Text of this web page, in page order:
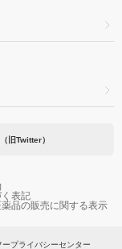
旧Twitter）
表記
薬品の販売に関する表示
プライバシーセンター